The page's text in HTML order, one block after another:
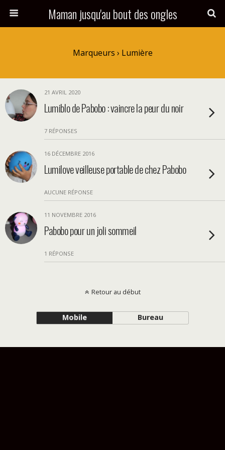
Maman jusqu'au bout des ongles
Marqueurs › Lumière
21 AVRIL 2020
Lumiblo de Pabobo : vaincre la peur du noir
7 RÉPONSES
16 DÉCEMBRE 2016
Lumilove veilleuse portable de chez Pabobo
AUCUNE RÉPONSE
11 NOVEMBRE 2016
Pabobo pour un joli sommeil
1 RÉPONSE
Retour au début
Mobile Bureau